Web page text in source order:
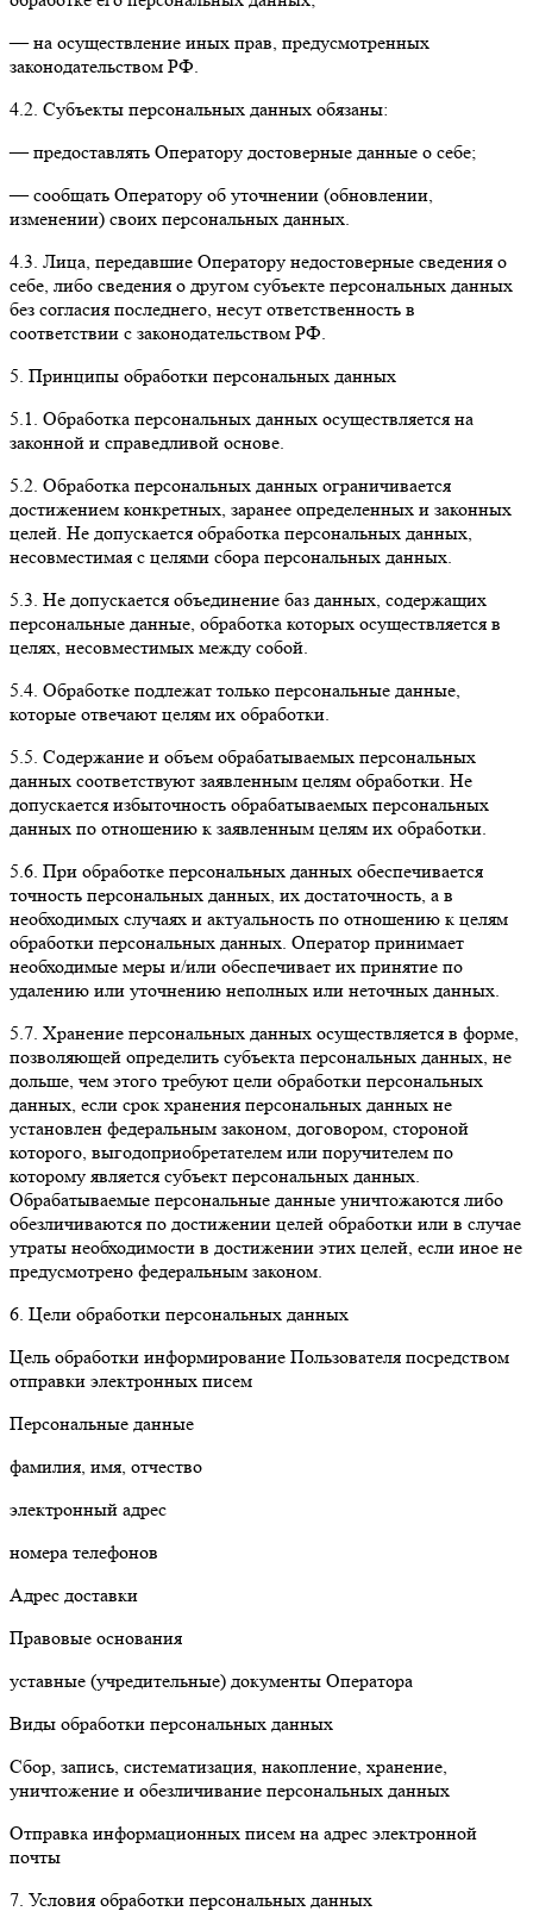
— на осуществление иных прав, предусмотренных
законодательством РФ.
4.2. Субъекты персональных данных обязаны:
— предоставлять Оператору достоверные данные о себе;
— сообщать Оператору об уточнении (обновлении,
изменении) своих персональных данных.
4.3. Лица, передавшие Оператору недостоверные сведения о
себе, либо сведения о другом субъекте персональных данных
без согласия последнего, несут ответственность в
соответствии с законодательством РФ.
5. Принципы обработки персональных данных
5.1. Обработка персональных данных осуществляется на
законной и справедливой основе.
5.2. Обработка персональных данных ограничивается
достижением конкретных, заранее определенных и законных
целей. Не допускается обработка персональных данных,
несовместимая с целями сбора персональных данных.
5.3. Не допускается объединение баз данных, содержащих
персональные данные, обработка которых осуществляется в
целях, несовместимых между собой.
5.4. Обработке подлежат только персональные данные,
которые отвечают целям их обработки.
5.5. Содержание и объем обрабатываемых персональных
данных соответствуют заявленным целям обработки. Не
допускается избыточность обрабатываемых персональных
данных по отношению к заявленным целям их обработки.
5.6. При обработке персональных данных обеспечивается
точность персональных данных, их достаточность, а в
необходимых случаях и актуальность по отношению к целям
обработки персональных данных. Оператор принимает
необходимые меры и/или обеспечивает их принятие по
удалению или уточнению неполных или неточных данных.
5.7. Хранение персональных данных осуществляется в форме,
позволяющей определить субъекта персональных данных, не
дольше, чем этого требуют цели обработки персональных
данных, если срок хранения персональных данных не
установлен федеральным законом, договором, стороной
которого, выгодоприобретателем или поручителем по
которому является субъект персональных данных.
Обрабатываемые персональные данные уничтожаются либо
обезличиваются по достижении целей обработки или в случае
утраты необходимости в достижении этих целей, если иное не
предусмотрено федеральным законом.
6. Цели обработки персональных данных
Цель обработки информирование Пользователя посредством
отправки электронных писем
Персональные данные
фамилия, имя, отчество
электронный адрес
номера телефонов
Адрес доставки
Правовые основания
уставные (учредительные) документы Оператора
Виды обработки персональных данных
Сбор, запись, систематизация, накопление, хранение,
уничтожение и обезличивание персональных данных
Отправка информационных писем на адрес электронной
почты
7. Условия обработки персональных данных